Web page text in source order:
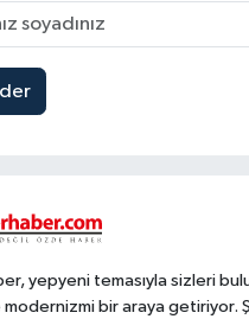
yepyeni temasıyla sizleri
modernizmi bir araya getiriyor.